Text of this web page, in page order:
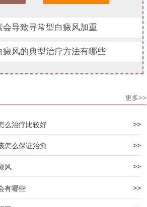
会导致寻常型白癜风加重
癜风的典型治疗方法有哪些
更多>>
么治疗比较好 >>
怎么保证治愈 >>
风 >>
有哪些 >>